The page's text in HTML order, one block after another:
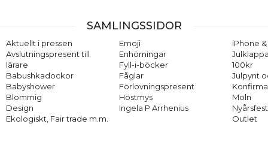
SAMLINGSSIDOR
Aktuellt i pressen
Avslutningspresent till
lärare
Babushkadockor
Babyshower
Blommig
Design
Ekologiskt, Fair trade m.m.
Emoji
Enhörningar
Fyll-i-böcker
Fåglar
Förlovningspresent
Höstmys
Ingela P Arrhenius
iPhone
100kr
Julpynt
Moln
Nyårsfest
Outlet